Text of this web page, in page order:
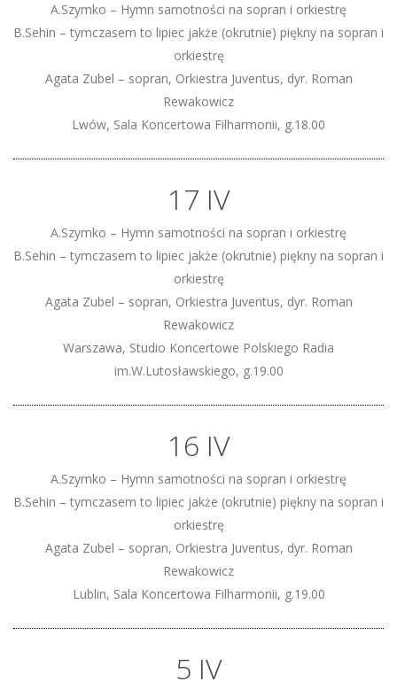
A.Szymko – Hymn samotności na sopran i orkiestrę
B.Sehin – tymczasem to lipiec jakże (okrutnie) piękny na sopran i
orkiestrę
Agata Zubel – sopran, Orkiestra Juventus, dyr. Roman
Rewakowicz
Lwów, Sala Koncertowa Filharmonii, g.18.00
17 IV
A.Szymko – Hymn samotności na sopran i orkiestrę
B.Sehin – tymczasem to lipiec jakże (okrutnie) piękny na sopran i
orkiestrę
Agata Zubel – sopran, Orkiestra Juventus, dyr. Roman
Rewakowicz
Warszawa, Studio Koncertowe Polskiego Radia
im.W.Lutosławskiego, g.19.00
16 IV
A.Szymko – Hymn samotności na sopran i orkiestrę
B.Sehin – tymczasem to lipiec jakże (okrutnie) piękny na sopran i
orkiestrę
Agata Zubel – sopran, Orkiestra Juventus, dyr. Roman
Rewakowicz
Lublin, Sala Koncertowa Filharmonii, g.19.00
5 IV